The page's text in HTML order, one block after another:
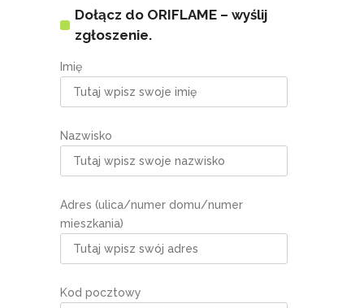
Dołącz do ORIFLAME – wyślij
zgłoszenie.
Imię
Nazwisko
Adres (ulica/numer domu/numer
mieszkania)
Kod pocztowy